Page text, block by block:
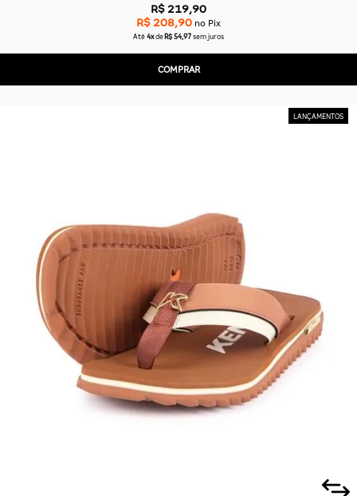
R$ 219,90
R$ 208,90 no Pix
Até 4x de R$ 54,97 sem juros
COMPRAR